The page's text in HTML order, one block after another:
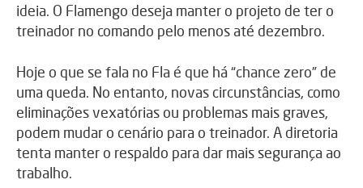
ideia. O Flamengo deseja manter o projeto de ter o
treinador no comando pelo menos até dezembro.
Hoje o que se fala no Fla é que há “chance zero” de
uma queda. No entanto, novas circunstâncias, como
eliminações vexatórias ou problemas mais graves,
podem mudar o cenário para o treinador. A diretoria
tenta manter o respaldo para dar mais segurança ao
trabalho.